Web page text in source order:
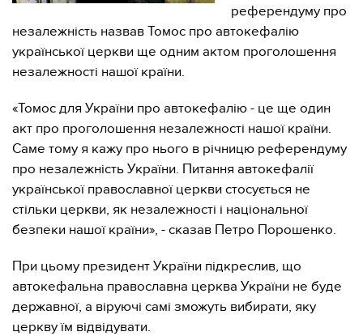
референдуму про
незалежність назвав Томос про автокефалію
української церкви ще одним актом проголошення
незалежності нашої країни.
«Томос для України про автокефалію - це ще один
акт про проголошення незалежності нашої країни.
Саме тому я кажу про нього в річницю референдуму
про незалежність України. Питання автокефалії
української православної церкви стосується не
стільки церкви, як незалежності і національної
безпеки нашої країни», - сказав Петро Порошенко.
При цьому президент України підкреслив, що
автокефальна православна церква України не буде
державної, а віруючі самі зможуть вибирати, яку
церкву їм відвідувати.